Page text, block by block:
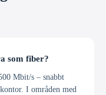
som fiber?
Mbit/s – snabbt
I områden med